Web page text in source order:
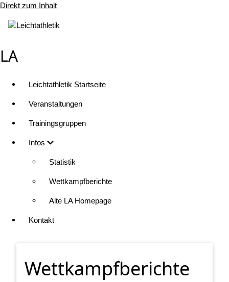
Direkt zum Inhalt
LA
Leichtathletik Startseite
Veranstaltungen
Trainingsgruppen
Infos
Statistik
Wettkampfberichte
Alte LA Homepage
Kontakt
Wettkampfberichte